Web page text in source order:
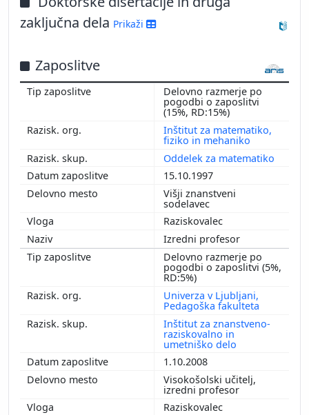
zaključna dela Prikaži
Zaposlitve
Delovno razmerje po
pogodbi o zaposlitvi
(15%, RD:15%)
Inštitut za matematiko,
fiziko in mehaniko
Oddelek za matematiko
15.10.1997
Višji znanstveni
sodelavec
Raziskovalec
Izredni profesor
Delovno razmerje po
pogodbi o zaposlitvi (5%,
RD:5%)
Univerza v Ljubljani,
Pedagoška fakulteta
Inštitut za znanstveno-
raziskovalno in
umetniško delo
1.10.2008
Visokošolski učitelj,
izredni profesor
Raziskovalec